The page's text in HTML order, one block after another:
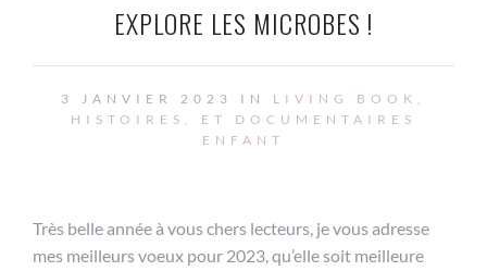
EXPLORE LES MICROBES !
3 JANVIER 2023 IN LIVING BOOK,
HISTOIRES, ET DOCUMENTAIRES
ENFANT
Très belle année à vous chers lecteurs, je vous adresse
mes meilleurs voeux pour 2023, qu’elle soit meilleure